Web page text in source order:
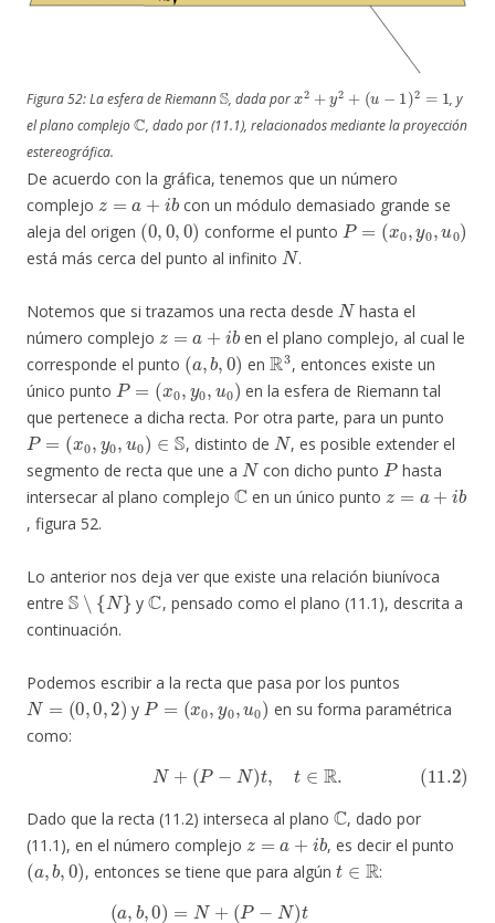
Figura 52: La esfera de Riemann
S
, dada por
2 + 1 1
, y
el plano complejo
C
, dado por (11.1), relacionados mediante la proyección
estereográfica.
De acuerdo con la gráfica, tenemos que un número
complejo
z=a+ b
con un módulo demasiado grande se
aleja del origen
(0 0,0)
conforme el punto
P=(x 0,y0,u 0)
está más cerca del punto al infinito
N
.
Notemos que si trazamos una recta desde
N
hasta el
número complejo
z=a+ib
en el plano complejo, al cual le
corresponde el punto
(a, b 0)
en
R3
, entonces existe un
único punto
P= (x0,y 0,u0)
en la esfera de Riemann tal
que pertenece a dicha recta. Por otra parte, para un punto
P=( x0,y0,u0 ∈S
, distinto de
N
, es posible extender el
segmento de recta que une a
N
con dicho punto
P
hasta
intersecar al plano complejo
C
en un único punto
z =a+ib
, figura 52.
Lo anterior nos deja ver que existe una relación biunívoca
entre
S∖{N}
y
C
, pensado como el plano (11.1), descrita a
continuación.
Podemos escribir a la recta que pasa por los puntos
N=(0,0,2)
y
P= (x 0,y0, u0)
en su forma paramétrica
como:
(11.2)N (P−N ,t ∈ R.
Dado que la recta (11.2) interseca al plano
C
, dado por
(11.1), en el número complejo
z=a+ ib
, es decir el punto
(a ,b,0)
, entonces se tiene que para algún
t∈R
:
b,0 )=N −N ) =(t ty0